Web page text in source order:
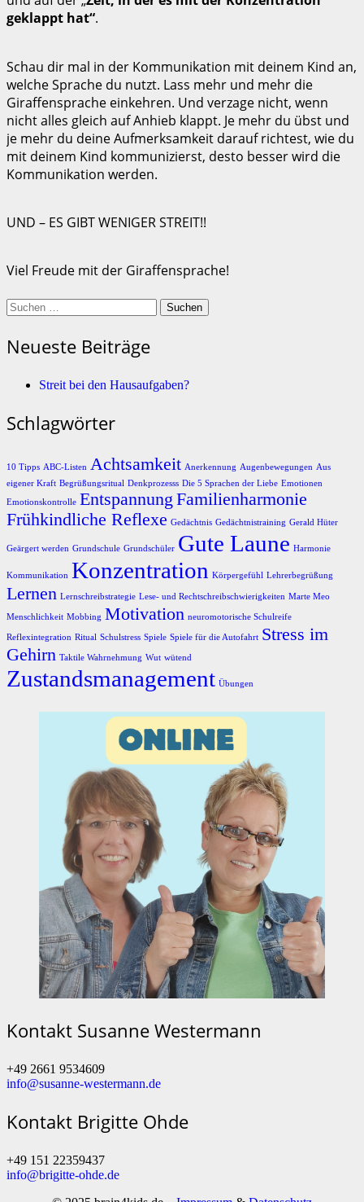
geklappt hat“.
Schau dir mal in der Kommunikation mit deinem Kind an,
welche Sprache du nutzt. Lass mehr und mehr die
Giraffensprache einkehren. Und verzage nicht, wenn
nicht alles gleich auf Anhieb klappt. Je mehr du übst und
je mehr du deine Aufmerksamkeit darauf richtest, wie du
mit deinem Kind kommunizierst, desto besser wird die
Kommunikation werden.
UND – ES GIBT WENIGER STREIT!!
Viel Freude mit der Giraffensprache!
Suchen
nach:
Neueste Beiträge
Streit bei den Hausaufgaben?
Schlagwörter
10 Tipps ABC-Listen Achtsamkeit Anerkennung Augenbewegungen Aus
eigener Kraft Begrüßungsritual Denkprozesss Die 5 Sprachen der Liebe Emotionen
Emotionskontrolle Entspannung Familienharmonie
Frühkindliche Reflexe Gedächtnis Gedächtnistraining Gerald Hüter
Geärgert werden Grundschule Grundschüler Gute Laune Harmonie
Kommunikation Konzentration Körpergefühl Lehrerbegrüßung
Lernen Lernschreibstrategie Lese- und Rechtschreibschwierigkeiten Marte Meo
Menschlichkeit Mobbing Motivation neuromotorische Schulreife
Reflexintegration Ritual Schulstress Spiele Spiele für die Autofahrt Stress im
Gehirn Taktile Wahrnehmung Wut wütend
Zustandsmanagement Übungen
Kontakt Susanne Westermann
+49 2661 9534609
info@susanne-westermann.de
Kontakt Brigitte Ohde
+49 151 22359437
info@brigitte-ohde.de